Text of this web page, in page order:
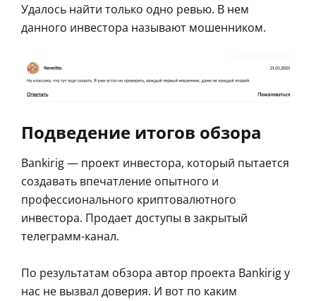
Удалось найти только одно ревью. В нем
данного инвестора называют мошенником.
Подведение итогов обзора
Bankirig — проект инвестора, который пытается
создавать впечатление опытного и
профессионального криптовалютного
инвестора. Продает доступы в закрытый
телеграмм-канал.
По результатам обзора автор проекта Bankirig у
нас не вызвал доверия. И вот по каким